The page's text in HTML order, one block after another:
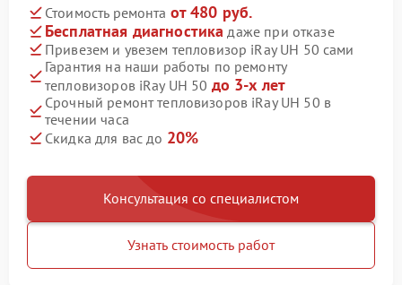
Стоимость ремонта от 480 руб.
Бесплатная диагностика даже при отказе
Привезем и увезем тепловизор iRay UH 50 сами
Гарантия на наши работы по ремонту
тепловизоров iRay UH 50 до 3-х лет
Срочный ремонт тепловизоров iRay UH 50 в
течении часа
Скидка для вас до 20%
Консультация со специалистом
Узнать стоимость работ